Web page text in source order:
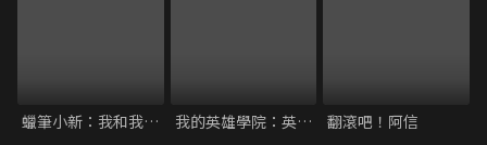
蠟筆小新：我和我的宇宙公主 我的英雄學院：英雄新世紀 翻滾吧！阿信